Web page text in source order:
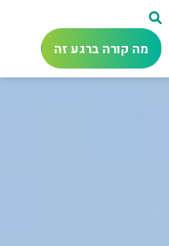
מה קורה ברגע זה